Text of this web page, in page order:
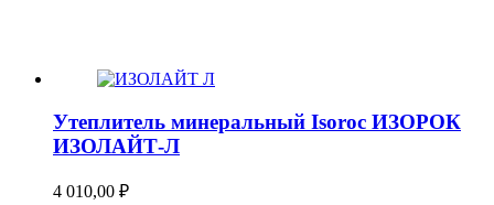
Утеплитель минеральный Isoroc ИЗОРОК
ИЗОЛАЙТ-Л
4 010,00 ₽